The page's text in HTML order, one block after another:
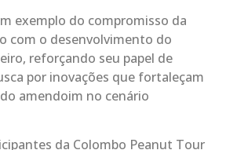
exemplo do compromisso da
com o desenvolvimento do
reforçando seu papel de
por inovações que fortaleçam
amendoim no cenário
da Colombo Peanut Tour